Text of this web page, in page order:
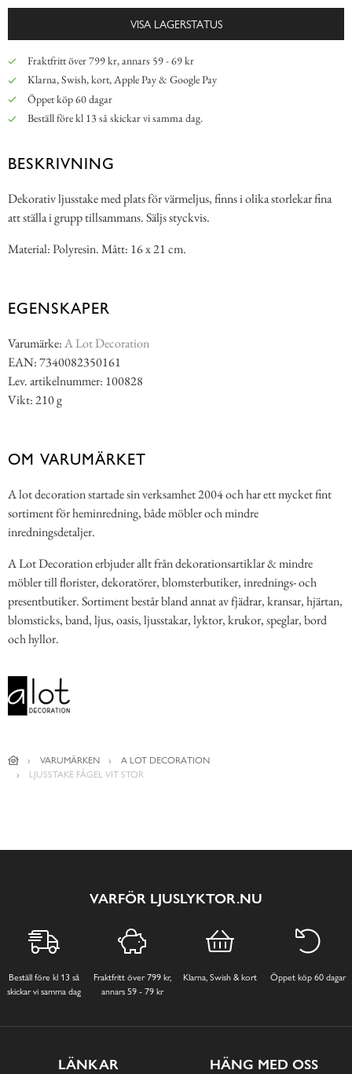
VISA LAGERSTATUS
Fraktfritt över 799 kr, annars 59 - 69 kr
Klarna, Swish, kort, Apple Pay & Google Pay
Öppet köp 60 dagar
Beställ före kl 13 så skickar vi samma dag.
BESKRIVNING
Dekorativ ljusstake med plats för värmeljus, finns i olika storlekar fina
att ställa i grupp tillsammans. Säljs styckvis.
Material: Polyresin. Mått: 16 x 21 cm.
EGENSKAPER
Varumärke:A Lot Decoration
EAN: 7340082350161
Lev. artikelnummer: 100828
Vikt: 210 g
OM VARUMÄRKET
A lot decoration startade sin verksamhet 2004 och har ett mycket fint
sortiment för heminredning, både möbler och mindre
inredningsdetaljer.
A Lot Decoration erbjuder allt från dekorationsartiklar & mindre
möbler till florister, dekoratörer, blomsterbutiker, inrednings- och
presentbutiker. Sortiment består bland annat av fjädrar, kransar, hjärtan,
blomsticks, band, ljus, oasis, ljusstakar, lyktor, krukor, speglar, bord
och hyllor.
VARUMÄRKEN
A LOT DECORATION
LJUSSTAKE FÅGEL VIT STOR
VARFÖR LJUSLYKTOR.NU
Beställ före kl 13 så
skickar vi samma dag
Fraktfritt över 799 kr,
annars 59 - 79 kr
Klarna, Swish & kort Öppet köp 60 dagar
LÄNKAR HÄNG MED OSS